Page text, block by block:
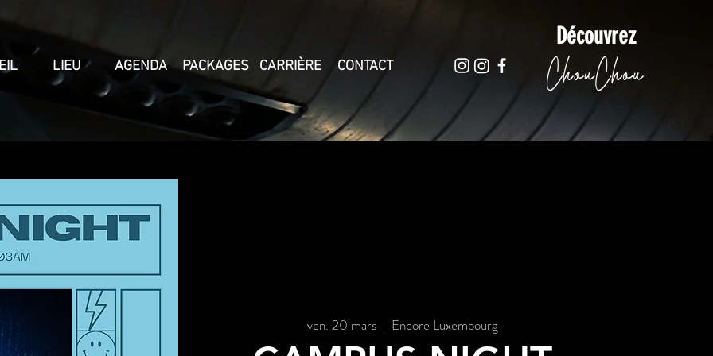
Découvrez
LIEU AGENDA PACKAGES CARRIÈRE CONTACT
ven. 20 mars
  |
Encore Luxembourg